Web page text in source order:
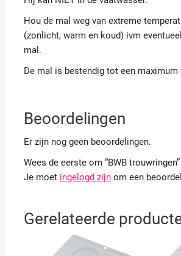
Hou de mal weg van extreme
(zonlicht, warm en koud) ivm
mal.
De mal is bestendig tot een maximum
Beoordelingen
Er zijn nog geen beoordelingen.
Wees de eerste om “BWB
Je moet ingelogd zijnom een
Gerelateerde